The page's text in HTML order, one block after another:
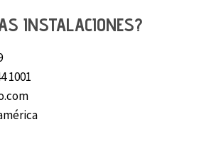
INSTALACIONES?
1001